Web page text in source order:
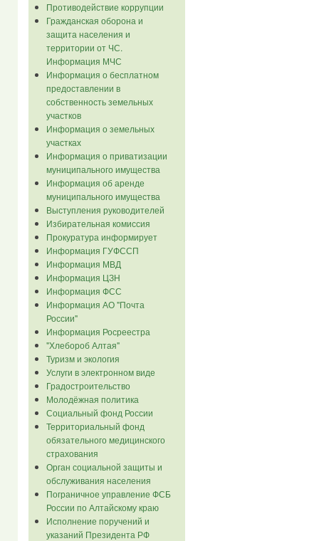
Противодействие коррупции
Гражданская оборона и
защита населения и
территории от ЧС.
Информация МЧС
Информация о бесплатном
предоставлении в
собственность земельных
участков
Информация о земельных
участках
Информация о приватизации
муниципального имущества
Информация об аренде
муниципального имущества
Выступления руководителей
Избирательная комиссия
Прокуратура информирует
Информация ГУФССП
Информация МВД
Информация ЦЗН
Информация ФСС
Информация АО "Почта
России"
Информация Росреестра
"Хлебороб Алтая"
Туризм и экология
Услуги в электронном виде
Градостроительство
Молодёжная политика
Социальный фонд России
Территориальный фонд
обязательного медицинского
страхования
Орган социальной защиты и
обслуживания населения
Пограничное управление ФСБ
России по Алтайскому краю
Исполнение поручений и
указаний Президента РФ